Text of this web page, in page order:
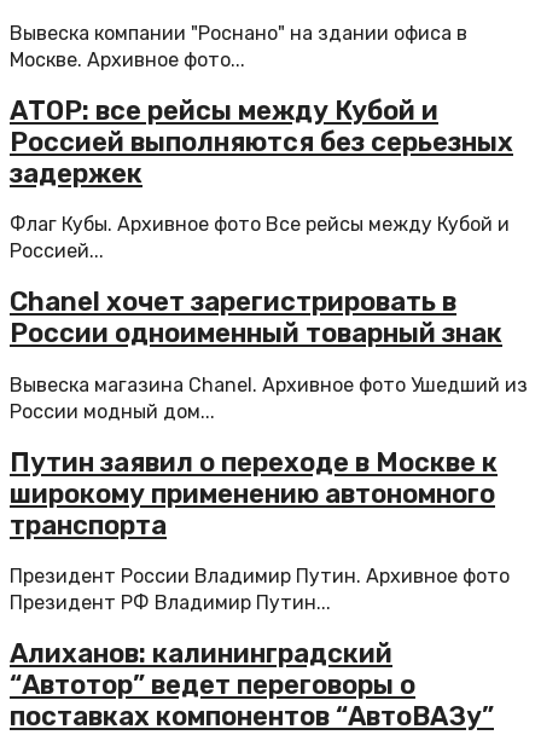
Вывеска компании "Роснано" на здании офиса в
Москве. Архивное фото...
АТОР: все рейсы между Кубой и
Россией выполняются без серьезных
задержек
Флаг Кубы. Архивное фото Все рейсы между Кубой и
Россией...
Chanel хочет зарегистрировать в
России одноименный товарный знак
Вывеска магазина Chanel. Архивное фото Ушедший из
России модный дом...
Путин заявил о переходе в Москве к
широкому применению автономного
транспорта
Президент России Владимир Путин. Архивное фото
Президент РФ Владимир Путин...
Алиханов: калининградский
“Автотор” ведет переговоры о
поставках компонентов “АвтоВАЗу”